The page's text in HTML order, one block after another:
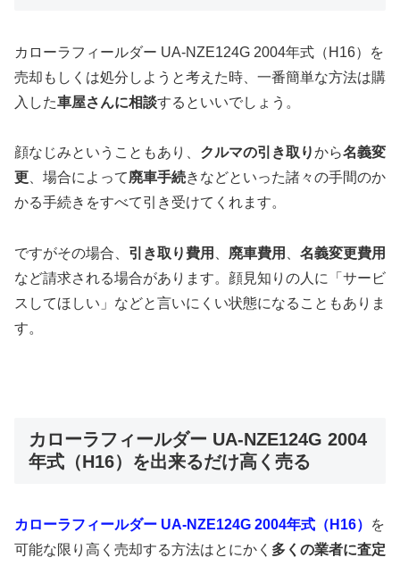
カローラフィールダー UA-NZE124G 2004年式（H16）を
売却もしくは処分しようと考えた時、一番簡単な方法は購
入した車屋さんに相談するといいでしょう。
顔なじみということもあり、 クルマの引き取りから名義変
更 、場合によって廃車手続きなどといった諸々の手間のか
かる手続きをすべて引き受けてくれます。
ですがその場合、 引き取り費用 廃車費用
名義変更費用
など請求される場合があります。顔見知りの人に「サービ
スしてほしい」などと言いにくい状態になることもありま
す。
カローラフィールダー UA-NZE124G 2004
年式（H16）を出来るだけ高く売る
カローラフィールダー UA-NZE124G 2004年式（H16）
を
可能な限り高く売却する方法はとにかく 多くの業者に査定